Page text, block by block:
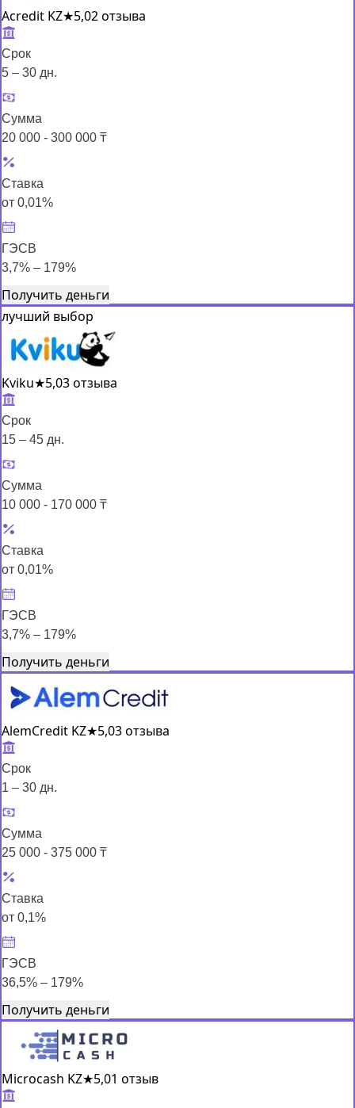
Acredit KZ★5,02 отзыва
Срок
5 – 30 дн.
Сумма
20 000 - 300 000 ₸
Ставка
от 0,01%
ГЭСВ
3,7% – 179%
Получить деньги
лучший выбор
Kviku★5,03 отзыва
Срок
15 – 45 дн.
Сумма
10 000 - 170 000 ₸
Ставка
от 0,01%
ГЭСВ
3,7% – 179%
Получить деньги
AlemCredit KZ★5,03 отзыва
Срок
1 – 30 дн.
Сумма
25 000 - 375 000 ₸
Ставка
от 0,1%
ГЭСВ
36,5% – 179%
Получить деньги
Microcash KZ★5,01 отзыв